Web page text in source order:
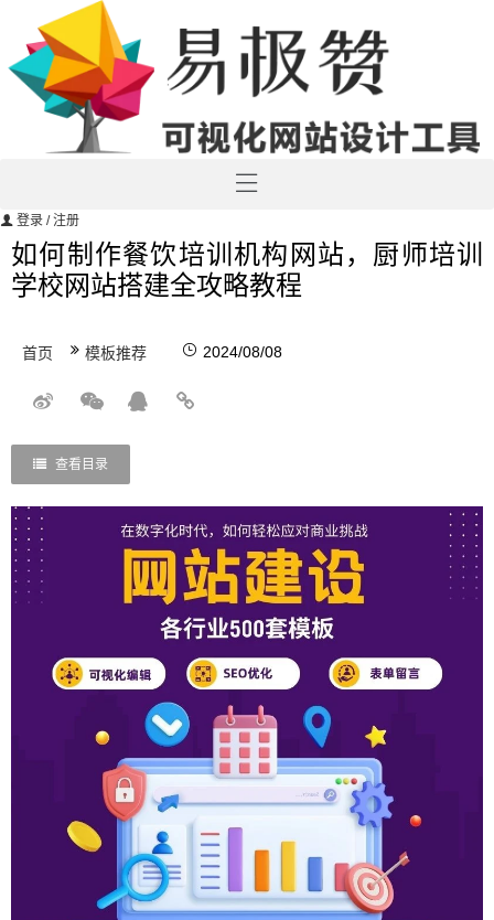
登录 / 注册
如何制作餐饮培训机构网站，厨师培训
学校网站搭建全攻略教程
首页 模板推荐 2024/08/08
查看目录